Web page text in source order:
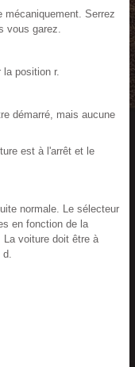
Serrez
vous garez.
la position r.
démarré, mais aucune
est à l'arrêt et le
normale. Le sélecteur
en fonction de la
voiture doit être à
d.